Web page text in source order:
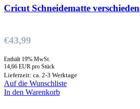
Cricut Schneidematte
€43,99
Enthält 19% MwSt.
14,66 EUR pro Stück
Lieferzeit: ca. 2-3 Werktage
Auf die Wunschliste
In den Warenkorb